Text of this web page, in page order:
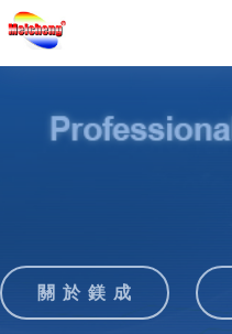
關 於 鎂 成